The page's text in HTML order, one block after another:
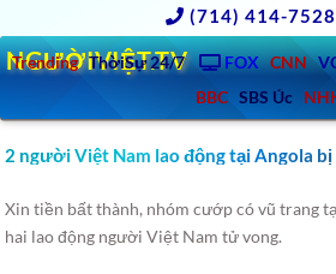
(714) 414-7528
Trending ThờiSự 24/7 FOX CNN
BBC SBS Úc
NGƯỜIVIỆT.TV
2 người Việt Nam lao động tại Angola
Xin tiền bất thành, nhóm cướp có vũ trang
hai lao động người Việt Nam tử vong.